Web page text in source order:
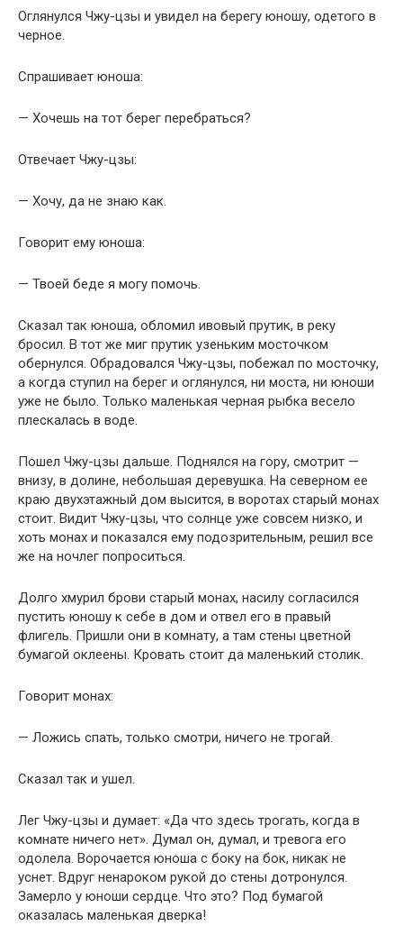
Оглянулся Чжу-цзы и увидел на берегу юношу, одетого в
черное.
Спрашивает юноша:
— Хочешь на тот берег перебраться?
Отвечает Чжу-цзы:
— Хочу, да не знаю как.
Говорит ему юноша:
— Твоей беде я могу помочь.
Сказал так юноша, обломил ивовый прутик, в реку
бросил. В тот же миг прутик узеньким мосточком
обернулся. Обрадовался Чжу-цзы, побежал по мосточку,
а когда ступил на берег и оглянулся, ни моста, ни юноши
уже не было. Только маленькая черная рыбка весело
плескалась в воде.
Пошел Чжу-цзы дальше. Поднялся на гору, смотрит —
внизу, в долине, небольшая деревушка. На северном ее
краю двухэтажный дом высится, в воротах старый монах
стоит. Видит Чжу-цзы, что солнце уже совсем низко, и
хоть монах и показался ему подозрительным, решил все
же на ночлег попроситься.
Долго хмурил брови старый монах, насилу согласился
пустить юношу к себе в дом и отвел его в правый
флигель. Пришли они в комнату, а там стены цветной
бумагой оклеены. Кровать стоит да маленький столик.
Говорит монах:
— Ложись спать, только смотри, ничего не трогай.
Сказал так и ушел.
Лег Чжу-цзы и думает: «Да что здесь трогать, когда в
комнате ничего нет». Думал он, думал, и тревога его
одолела. Ворочается юноша с боку на бок, никак не
уснет. Вдруг ненароком рукой до стены дотронулся.
Замерло у юноши сердце. Что это? Под бумагой
оказалась маленькая дверка!